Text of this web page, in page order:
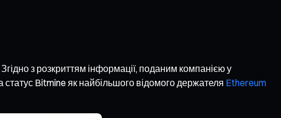
з розкриттям інформації, поданим компанією у
Bitmine як найбільшого відомого держателя Ethereum